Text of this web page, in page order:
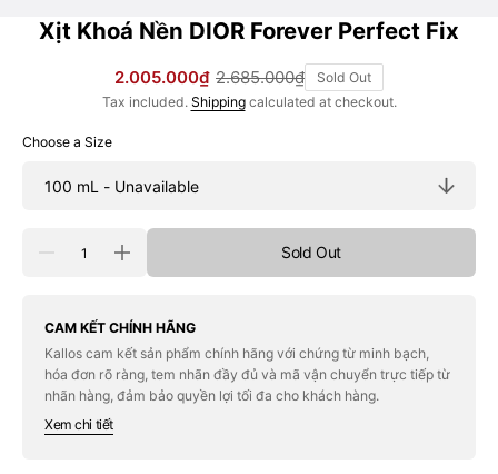
Xịt Khoá Nền DIOR Forever Perfect Fix
Sale
2.005.000₫
Regular
2.685.000₫
Sold Out
Tax included. Shippingcalculated at checkout.
Choose a Size
Decrease
Khoá
DIOR
Forever
Perfect
Increase
quantity
Khoá
DIOR
Forever
Perfect
Sold Out
CAM KẾT CHÍNH HÃNG
Kallos cam kết sản phẩm chính hãng với chứng từ minh bạch,
hóa đơn rõ ràng, tem nhãn đầy đủ và mã vận chuyển trực tiếp từ
nhãn hàng, đảm bảo quyền lợi tối đa cho khách hàng.
Xem chi tiết